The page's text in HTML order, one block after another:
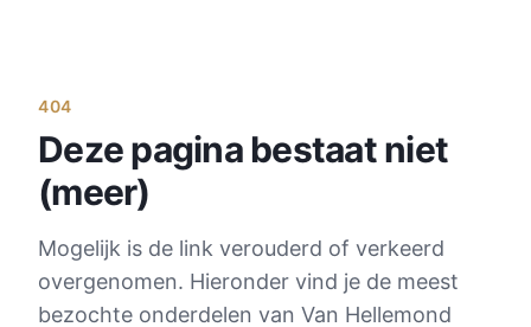
404
Deze pagina bestaat niet
(meer)
Mogelijk is de link verouderd of verkeerd
overgenomen. Hieronder vind je de meest
bezochte onderdelen van Van Hellemond